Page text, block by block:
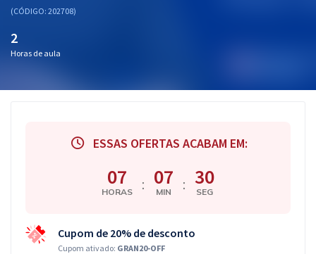
(CÓDIGO: 202708)
2
Horas de aula
ESSAS OFERTAS ACABAM EM:
07
HORAS : 07
MIN : 29
SEG
Cupom de 20% de desconto
Cupom ativado: GRAN20-OFF